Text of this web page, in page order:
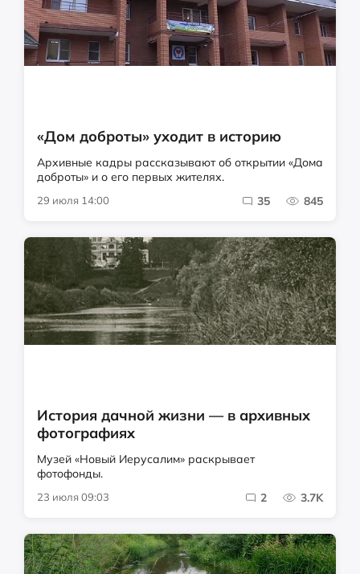
«Дом доброты» уходит в историю
Архивные кадры рассказывают об открытии «Дома
доброты» и о его первых жителях.
29 июля 14:00 35 845
История дачной жизни — в архивных
фотографиях
Музей «Новый Иерусалим» раскрывает
фотофонды.
23 июля 09:03 2 3.7K